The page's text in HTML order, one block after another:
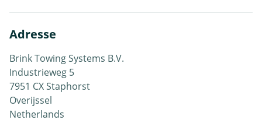
Adresse
Brink Towing Systems B.V.
Industrieweg 5
7951 CX Staphorst
Overijssel
Netherlands